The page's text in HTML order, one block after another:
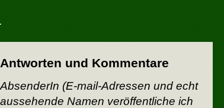
Antworten und Kommentare
AbsenderIn (E-mail-Adressen und echt
aussehende Namen veröffentliche ich